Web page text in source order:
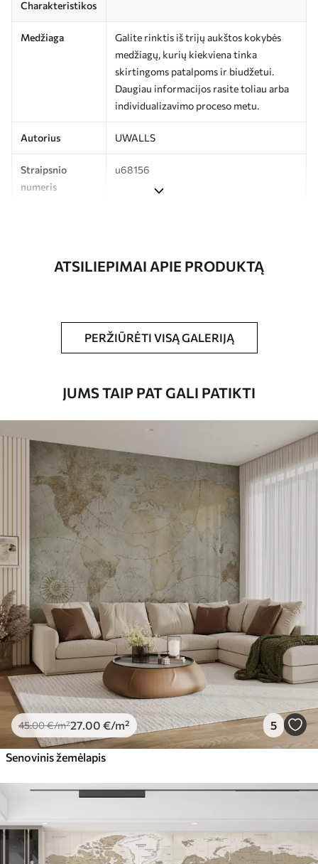
Charakteristikos
Medžiaga
Galite rinktis iš trijų aukštos kokybės
medžiagų, kurių kiekviena tinka
skirtingoms patalpoms ir biudžetui.
Daugiau informacijos rasite toliau arba
individualizavimo proceso metu.
Autorius UWALLS
Straipsnio
numeris
u68156
Tapetus galima švelniai valyti minkšta
kempine. Lakuotus tapetus galima valyti
Taikymo būdas Sklandus taikymas
Turimos medžiagos
Standartas
27 .00 €/m²
Premiumas
56 .67 34 .00 €/m²
Premium vinilas
65.0039 €/m²
Peel and Stick
81 .65 48.99 €/m²
ATSILIEPIMAI APIE PRODUKTĄ
PERŽIŪRĖTI VISĄ GALERIJĄ
JUMS TAIP PAT GALI PATIKTI
45.00€/m²27.00 €/m² 5
Senovinis žemėlapis